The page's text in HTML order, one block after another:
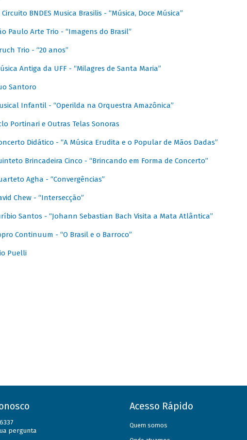
Circuito BNDES Musica Brasilis - “Música, Doce Música”
Paulo Arte Trio - “Imagens do Brasil”
Trio - “20 anos”
Antiga da UFF - “Milagres de Santa Maria”
Santoro
Infantil - “Operilda na Orquestra Amazônica”
Portinari e Outras Telas Sonoras
Didático - “A Música Erudita e o Popular de Mãos Dadas”
Brincadeira Cinco - “Brincando em Forma de Concerto”
Agha - “Convergências”
Chew - “Intersecção”
Santos - “Johann Sebastian Bach Visita a Mata Atlântica”
Continuum - “O Brasil e o Barroco”
Puelli
pergunta
Acesso Rápido
Quem somos